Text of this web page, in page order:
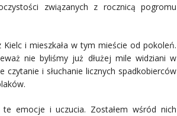
związanych z rocznicą pogromu
i mieszkała w tym mieście od pokoleń.
nie byliśmy już dłużej mile widziani w
czytanie i słuchanie licznych spadkobierców
emocje i uczucia. Zostałem wśród nich